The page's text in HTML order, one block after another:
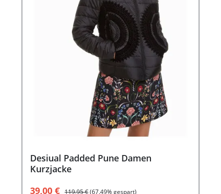
Desiual Padded Pune Damen
Kurzjacke
Verkaufspreis:
39,00 € Regulärer Preis:
119,95 €(67.49% gespart)